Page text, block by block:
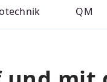
QM